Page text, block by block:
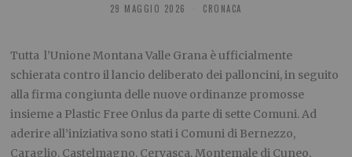
29 MAGGIO 2026 CRONACA
Tutta l’Unione Montana Valle Grana è ufficialmente
schierata contro il lancio deliberato dei palloncini, in seguito
alla firma congiunta delle nuove ordinanze promosse
insieme a Plastic Free Onlus da parte di sette Comuni. Ad
aderire all’iniziativa sono stati i Comuni di Bernezzo,
Caraglio, Castelmagno, Cervasca, Montemale di Cuneo,